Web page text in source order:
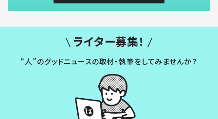
ライター募集！
“人”のグッドニュースの取材・執筆をしてみませんか？